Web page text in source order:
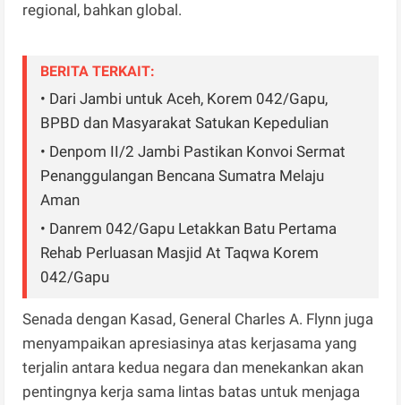
regional, bahkan global.
BERITA TERKAIT:
• Dari Jambi untuk Aceh, Korem 042/Gapu,
BPBD dan Masyarakat Satukan Kepedulian
• Denpom II/2 Jambi Pastikan Konvoi Sermat
Penanggulangan Bencana Sumatra Melaju
Aman
• Danrem 042/Gapu Letakkan Batu Pertama
Rehab Perluasan Masjid At Taqwa Korem
042/Gapu
Senada dengan Kasad, General Charles A. Flynn juga
menyampaikan apresiasinya atas kerjasama yang
terjalin antara kedua negara dan menekankan akan
pentingnya kerja sama lintas batas untuk menjaga